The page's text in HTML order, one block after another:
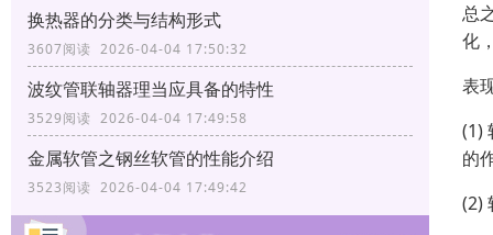
换热器的分类与结构形式
3607阅读 2026-04-04 17:50:32
波纹管联轴器理当应具备的特性
3529阅读 2026-04-04 17:49:58
金属软管之钢丝软管的性能介绍
3523阅读 2026-04-04 17:49:42
总
化
表
(1)
的
(2)